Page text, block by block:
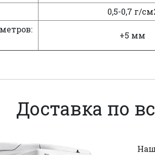
0,5-0,7 г/
+5 мм
Доставка по